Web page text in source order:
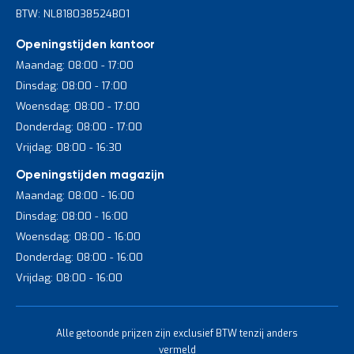
specifieke omgevingen, zoals magazijnen,
Ja, onze etagewagens zijn ontworpen voor gebruik in diverse
eigenschappen om aan verschillende behoeften te voldoen.
Hebben jullie etagewagens extra
veiligheidsvoorzieningen, zoals remmen of
Ja, veel van onze etagewagens zijn uitgerust met
veiligheidsvoorzieningen zoals remmen, vergrendelingen of
anti-slip oppervlakken om ervoor te zorgen dat de lading veilig
op de wagen blijft staan.
Zijn er verschillende materiaalsoorten en
BTW: NL818038524B01
Openingstijden kantoor
Maandag: 08:00 - 17:00
Dinsdag: 08:00 - 17:00
Woensdag: 08:00 - 17:00
Donderdag: 08:00 - 17:00
Vrijdag: 08:00 - 16:30
Openingstijden magazijn
Maandag: 08:00 - 16:00
Dinsdag: 08:00 - 16:00
Woensdag: 08:00 - 16:00
Donderdag: 08:00 - 16:00
Vrijdag: 08:00 - 16:00
Alle getoonde prijzen zijn exclusief BTW tenzij anders
vermeld